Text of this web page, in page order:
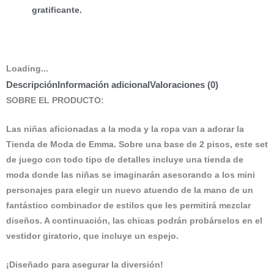
gratificante.
Loading...
DescripciónInformación adicionalValoraciones (0)
SOBRE EL PRODUCTO:
Las niñas aficionadas a la moda y la ropa van a adorar la
Tienda de Moda de Emma. Sobre una base de 2 pisos, este set
de juego con todo tipo de detalles incluye una tienda de
moda donde las niñas se imaginarán asesorando a los mini
personajes para elegir un nuevo atuendo de la mano de un
fantástico combinador de estilos que les permitirá mezclar
diseños. A continuación, las chicas podrán probárselos en el
vestidor giratorio, que incluye un espejo.
¡Diseñado para asegurar la diversión!